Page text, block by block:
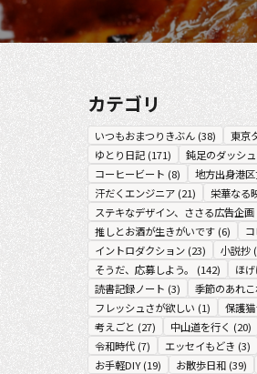
カテゴリ
いつもおまつりきぶん(38) 東京
ゆとり日記(171) 鈍足のダッシュ
コーヒービート (8) 地方出身港
汗だくエンジニア(21) 栄華なる
ステキなデザイン、ささる広告企画
推しとお酒が生きがいです(6)
イントロダクション(23) 小説抄(
そうだ、応募しよう。
(142) ほ
読書記録ノート (3) 季節のあれ
フレッシュさが欲しい (1) 保護
考えごと (27) 中山道を行く (20)
令和時代(7) エッセイもどき (3)
お手軽DIY(19) お散歩日和(39)